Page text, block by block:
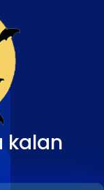
kalan